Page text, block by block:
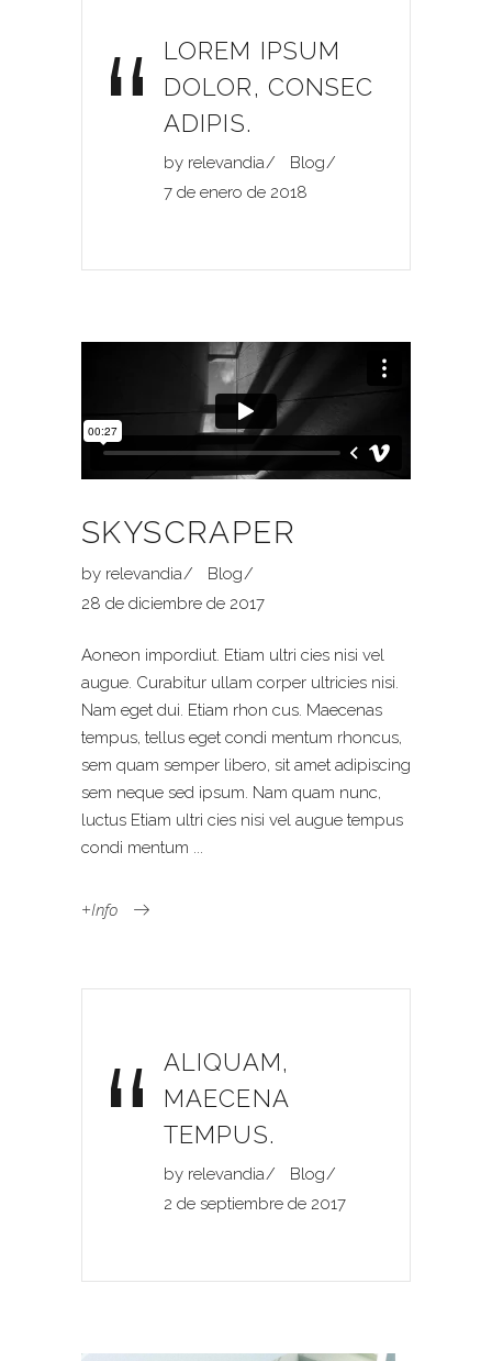
“
LOREM IPSUM
DOLOR, CONSEC
ADIPIS.
by relevandia
Blog
7 de enero de 2018
SKYSCRAPER
by relevandia
Blog
28 de diciembre de 2017
Aoneon impordiut. Etiam ultri cies nisi vel
augue. Curabitur ullam corper ultricies nisi.
Nam eget dui. Etiam rhon cus. Maecenas
tempus, tellus eget condi mentum rhoncus,
sem quam semper libero, sit amet adipiscing
sem neque sed ipsum. Nam quam nunc,
luctus Etiam ultri cies nisi vel augue tempus
condi mentum
“
ALIQUAM,
MAECENA
TEMPUS.
by relevandia
Blog
2 de septiembre de 2017